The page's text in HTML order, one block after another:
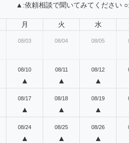
▲:依頼相談で聞いてみてください ○:
月 火 水
08/03 08/04 08/05
08/10
▲
08/11
▲
08/12
▲
08/17
▲
08/18
▲
08/19
▲
08/24
▲
08/25
▲
08/26
▲